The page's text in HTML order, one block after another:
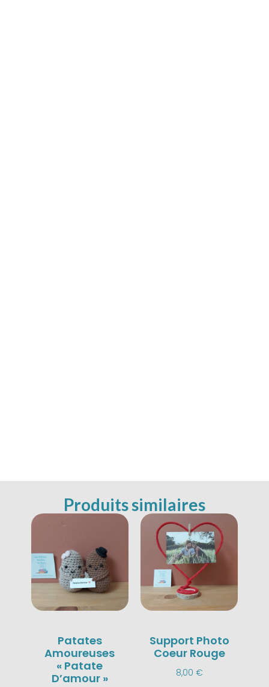
Produits similaires
Patates
Amoureuses
« Patate
D’amour »
Support Photo
Coeur Rouge
8,00 €